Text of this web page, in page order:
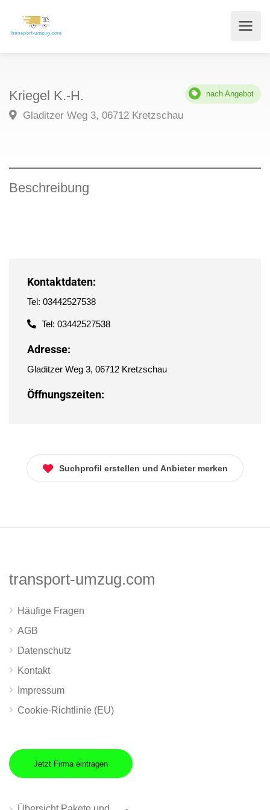
Kriegel K.-H. nach Angebot
Gladitzer Weg 3, 06712 Kretzschau
Beschreibung
Kontaktdaten:
Tel: 03442527538
Tel: 03442527538
Adresse:
Gladitzer Weg 3, 06712 Kretzschau
Öffnungszeiten:
Suchprofil erstellen und Anbieter merken
transport-umzug.com
Häufige Fragen
AGB
Datenschutz
Kontakt
Impressum
Cookie-Richtlinie (EU)
Jetzt Firma eintragen